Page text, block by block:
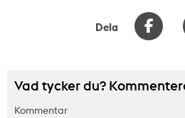
Dela
Vad tycker du?
Kommentar